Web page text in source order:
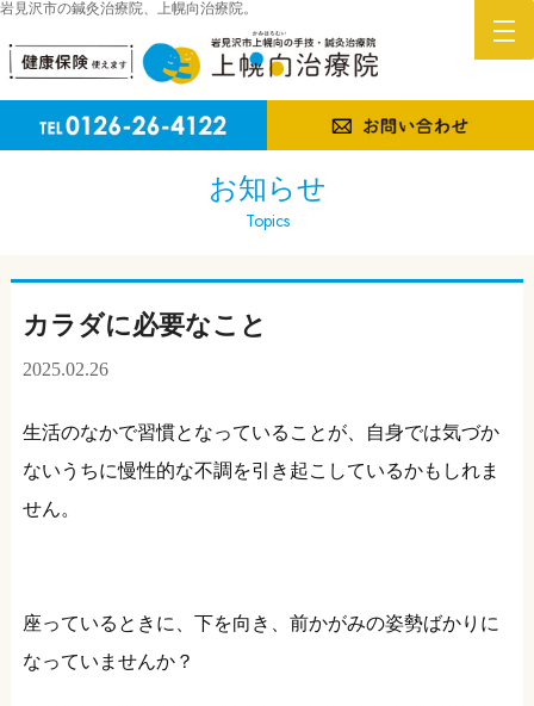
岩見沢市の鍼灸治療院、上幌向治療院。
お知らせ
Topics
カラダに必要なこと
2025.02.26
生活のなかで習慣となっていることが、自身では気づか
ないうちに慢性的な不調を引き起こしているかもしれま
せん。
座っているときに、下を向き、前かがみの姿勢ばかりに
なっていませんか？